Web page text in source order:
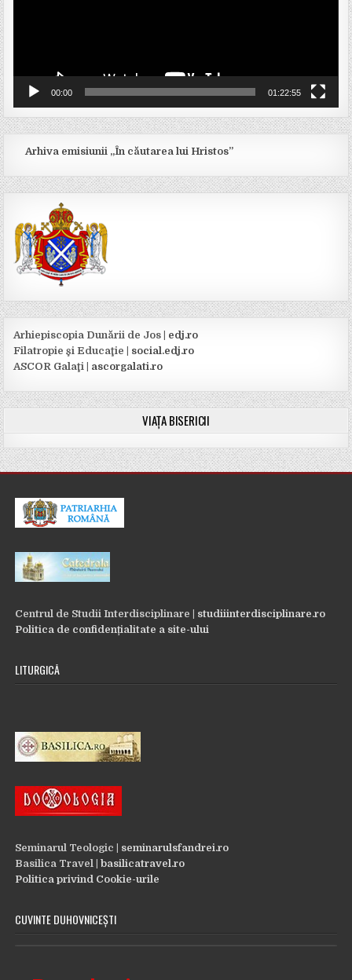
00:00 01:22:55
Arhiva emisiunii „În căutarea lui Hristos”
Arhiepiscopia Dunării de Jos | edj.ro
Filatropie şi Educaţie | social.edj.ro
ASCOR Galaţi | ascorgalati.ro
VIAȚA BISERICII
Centrul de Studii Interdisciplinare | studiiinterdisciplinare.ro
Politica de confidențialitate a site-ului
LITURGICĂ
Seminarul Teologic | seminarulsfandrei.ro
Basilica Travel |basilicatravel.ro
Politica privind Cookie-urile
CUVINTE DUHOVNICEȘTI